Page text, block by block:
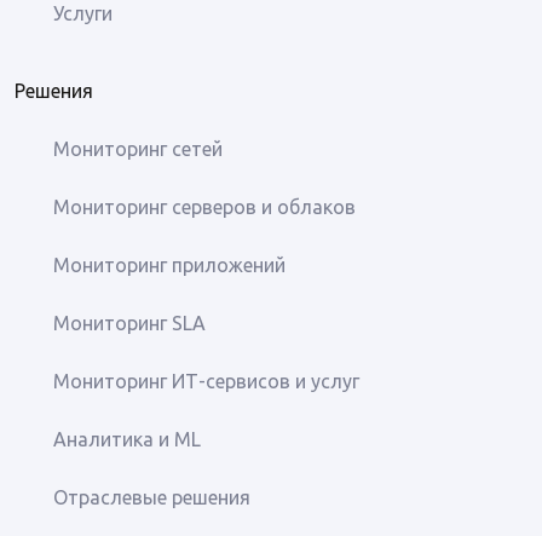
Услуги
Решения
Мониторинг сетей
Мониторинг серверов и облаков
Мониторинг приложений
Мониторинг SLA
Мониторинг ИТ-сервисов и услуг
Аналитика и ML
Отраслевые решения